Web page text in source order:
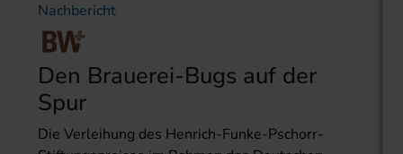
Nachbericht
Den Brauerei-Bugs auf der
Spur
Die Verleihung des Henrich-Funke-Pschorr-